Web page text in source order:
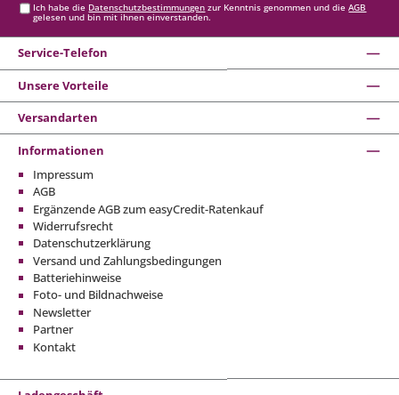
Ich habe die Datenschutzbestimmungen zur Kenntnis genommen und dieAGB
gelesen und bin mit ihnen einverstanden.
Service-Telefon
Unsere Vorteile
Versandarten
Informationen
Impressum
AGB
Ergänzende AGB zum easyCredit-Ratenkauf
Widerrufsrecht
Datenschutzerklärung
Versand und Zahlungsbedingungen
Batteriehinweise
Foto- und Bildnachweise
Newsletter
Partner
Kontakt